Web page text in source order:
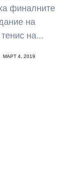
финалните
на
на...
МАРТ 4, 2019